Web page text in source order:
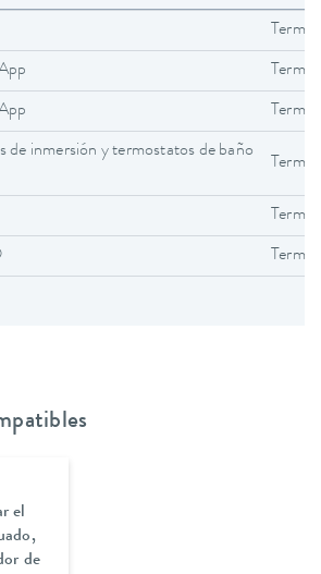
de inmersión y termostatos de baño
el
de